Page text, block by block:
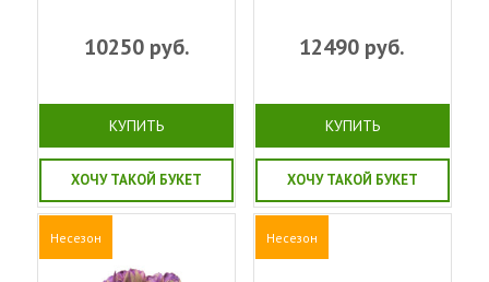
10250руб.
КУПИТЬ
ХОЧУ ТАКОЙ БУКЕТ
12490 руб.
КУПИТЬ
ХОЧУ ТАКОЙ БУКЕТ
Несезон Несезон